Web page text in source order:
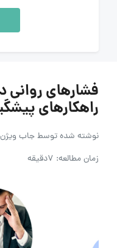
فشارهای روانی
راهکارهای
نوشته شده توسطجاب ویژن
زمان مطالعه: 7دقیقه